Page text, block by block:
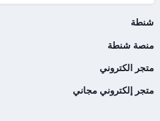
شنطة
منصة شنطة
متجر الكتروني
متجر إلكتروني مجاني